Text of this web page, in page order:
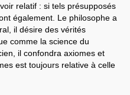
relatif : si tels présupposés
également. Le philosophe a
il désire des vérités
comme la science du
il confondra axiomes et
est toujours relative à celle